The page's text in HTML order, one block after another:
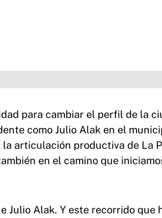
para cambiar el perfil de la
como Julio Alak en el
articulación productiva de La
en el camino que
Julio Alak. Y este recorrido que